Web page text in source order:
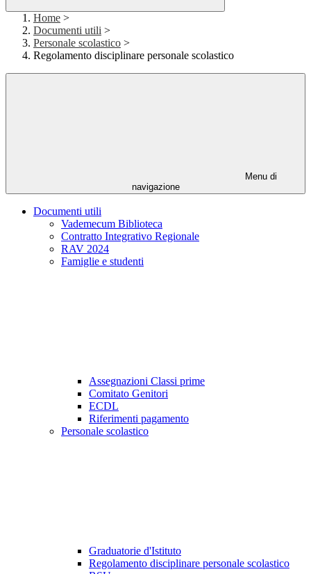
Home >
Documenti utili >
Personale scolastico >
Regolamento disciplinare personale scolastico
Menu di
navigazione
Documenti utili
Vademecum Biblioteca
Contratto Integrativo Regionale
RAV 2024
Famiglie e studenti
Assegnazioni Classi prime
Comitato Genitori
ECDL
Riferimenti pagamento
Personale scolastico
Graduatorie d'Istituto
Regolamento disciplinare personale scolastico